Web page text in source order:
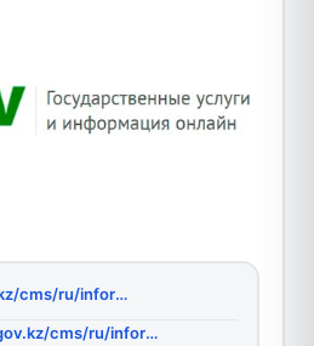
https://egov.kz/cms/ru/information/about/mobile_application
https://egov.kz/cms/ru/information/about/mobile_application